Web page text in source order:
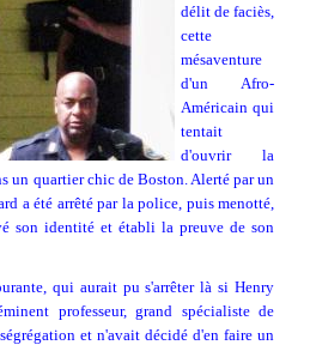
délit de faciès,
cette
mésaventure
d'un Afro-
Américain qui
tentait
d'ouvrir la
un quartier chic de Boston. Alerté par un
a été arrêté par la police, puis menotté,
son identité et établi la preuve de son
qui aurait pu s'arrêter là si Henry
professeur, grand spécialiste de
et n'avait décidé d'en faire un